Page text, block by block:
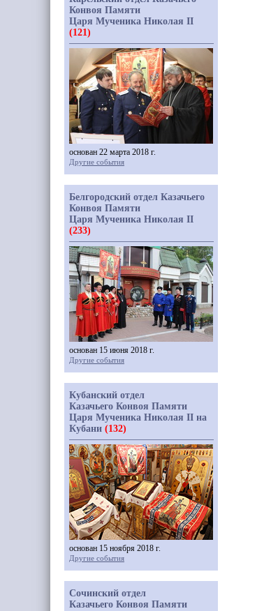
Конвоя Памяти
Царя Мученика Николая II
(121)
основан 22 марта 2018 г.
Другие события
Белгородский отдел Казачьего
Конвоя Памяти
Царя Мученика Николая II
(233)
основан 15 июня 2018 г.
Другие события
Кубанский отдел
Казачьего Конвоя Памяти
Царя Мученика Николая II на
Кубани (132)
основан 15 ноября 2018 г.
Другие события
Сочинский отдел
Казачьего Конвоя Памяти